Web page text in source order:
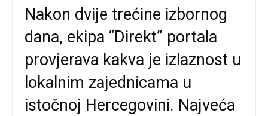
Nakon dvije trećine izbornog
dana, ekipa “Direkt” portala
provjerava kakva je izlaznost u
lokalnim zajednicama u
istočnoj Hercegovini. Najveća